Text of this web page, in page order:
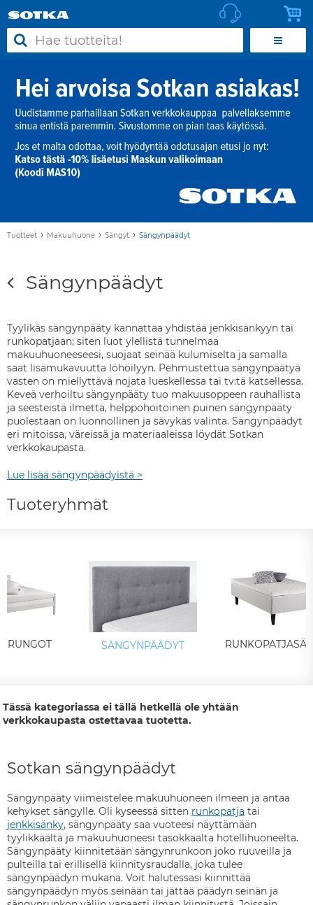
Tuotteet › Makuuhuone › Sängyt › Sängynpäädyt
Sängynpäädyt
Tyylikäs sängynpääty kannattaa yhdistää jenkkisänkyyn tai
runkopatjaan; siten luot ylellistä tunnelmaa
makuuhuoneeseesi, suojaat seinää kulumiselta ja samalla
saat lisämukavuutta löhöilyyn. Pehmustettua sängynpäätyä
vasten on miellyttävä nojata lueskellessa tai tv:tä katsellessa.
Keveä verhoiltu sängynpääty tuo makuusoppeen rauhallista
ja seesteistä ilmettä, helppohoitoinen puinen sängynpääty
puolestaan on luonnollinen ja sävykäs valinta. Sängynpäädyt
eri mitoissa, väreissä ja materiaaleissa löydät Sotkan
verkkokaupasta.
Lue lisää sängynpäädyistä >
Tuoteryhmät
RUNGOT SÄNGYNPÄÄDYT
Tässä kategoriassa ei tällä hetkellä ole yhtään
verkkokaupasta ostettavaa tuotetta.
Sotkan sängynpäädyt
Sängynpääty viimeistelee makuuhuoneen ilmeen ja antaa
kehykset sängylle. Oli kyseessä sitten runkopatja tai
jenkkisänky, sängynpääty saa vuoteesi näyttämään
tyylikkäältä ja makuuhuoneesi tasokkaalta hotellihuoneelta.
Sängynpääty kiinnitetään sängynrunkoon joko ruuveilla ja
pulteilla tai erillisellä kiinnitysraudalla, joka tulee
sängynpäädyn mukana. Voit halutessasi kiinnittää
sängynpäädyn myös seinään tai jättää päädyn seinän ja